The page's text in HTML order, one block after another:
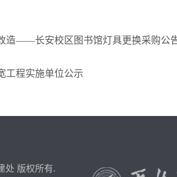
造——长安校区图书馆灯具更换采购公
工程实施单位公示
处 版权所有.